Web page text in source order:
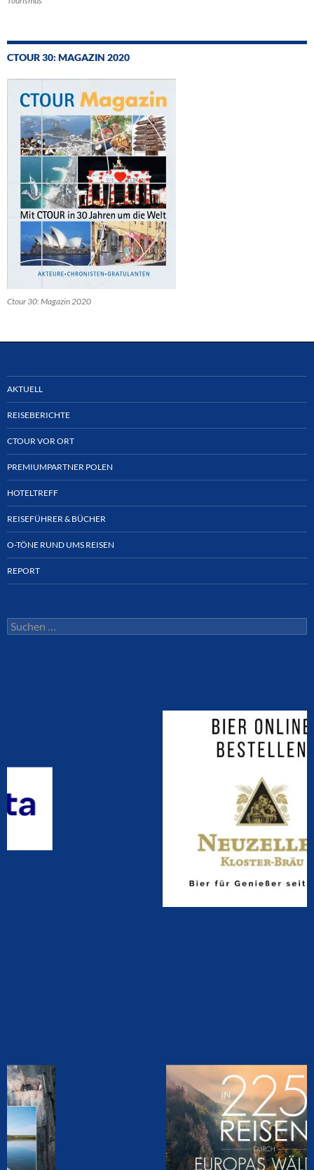
CTOUR 30: MAGAZIN 2020
Ctour 30: Magazin 2020
AKTUELL
REISEBERICHTE
CTOUR VOR ORT
PREMIUMPARTNER POLEN
HOTELTREFF
REISEFÜHRER & BÜCHER
O-TÖNE RUND UMS REISEN
REPORT
Suchen
nach: